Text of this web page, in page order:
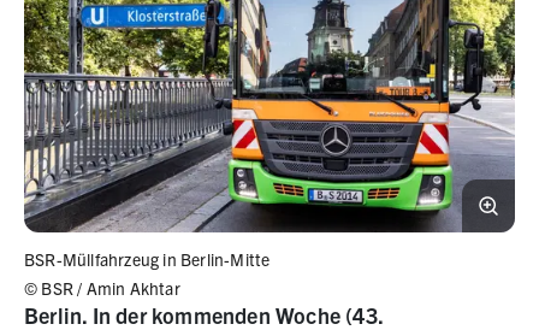
BSR-Müllfahrzeug in Berlin-Mitte
© BSR / Amin Akhtar
Berlin. In der kommenden Woche (43.